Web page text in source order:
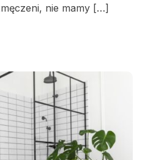
nie mamy […]